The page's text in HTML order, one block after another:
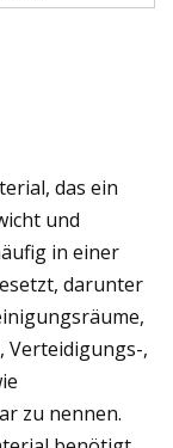
das ein
und
in einer
darunter
Verteidigungs-,
zu nennen.